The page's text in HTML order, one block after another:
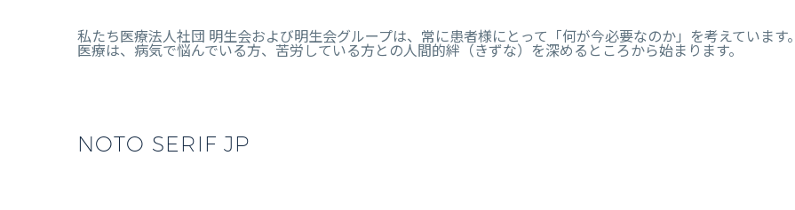
私たち医療法人社団 明生会および明生会グループは、常に患者様にとって「何が今必要なのか」を考えています。
医療は、病気で悩んでいる方、苦労している方との人間的絆（きずな）を深めるところから始まります。
NOTO SERIF JP